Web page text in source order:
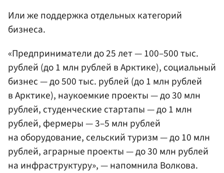
Или же поддержка отдельных категорий
бизнеса.
«Предприниматели до 25 лет — 100–500 тыс.
рублей (до 1 млн рублей в Арктике), социальный
бизнес — до 500 тыс. рублей (до 1 млн рублей
в Арктике), наукоемкие проекты — до 30 млн
рублей, студенческие стартапы — до 1 млн
рублей, фермеры — 3–5 млн рублей
на оборудование, сельский туризм — до 10 млн
рублей, аграрные проекты — до 30 млн рублей
на инфраструктуру», — напомнила Волкова.